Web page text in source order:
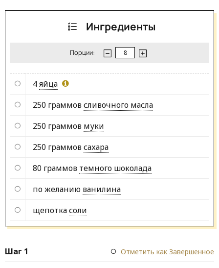
Ингредиенты
Порции:
4яйца
250 граммовсливочного масла
250 граммов муки
250 граммовсахара
80 граммов темного шоколада
по желанию ванилина
щепоткасоли
Шаг 1 Отметить как Завершенное